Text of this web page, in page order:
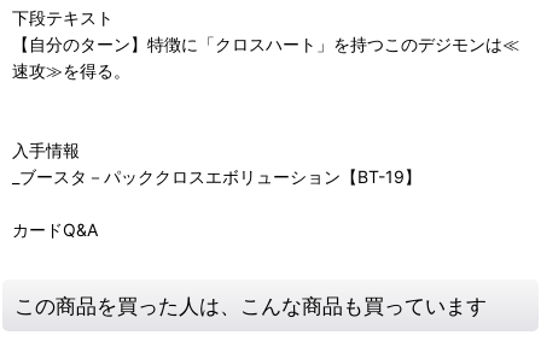
下段テキスト
【自分のターン】特徴に「クロスハート」を持つこのデジモンは≪
速攻≫を得る。
入手情報
_ブースタ－パッククロスエボリューション【BT-19】
カードQ&A
この商品を買った人は、こんな商品も買っています